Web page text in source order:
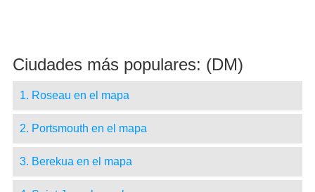
Ciudades más populares: (DM)
1. Roseau en el mapa
2. Portsmouth en el mapa
3. Berekua en el mapa